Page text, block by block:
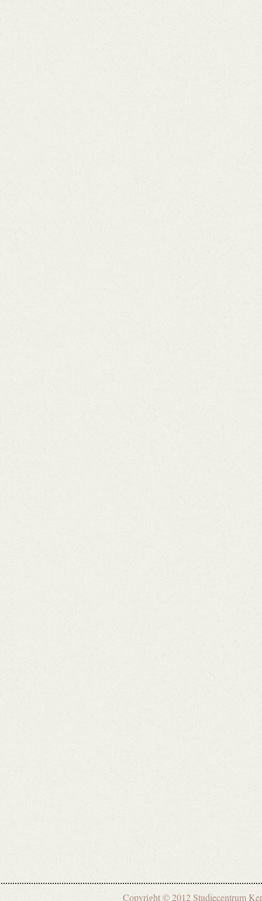
Copyright © 2012 Studiecentrum